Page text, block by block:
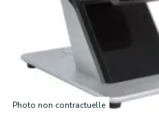
Photo non contractuelle